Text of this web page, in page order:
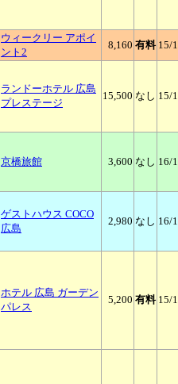
ウィークリー アポイ
ント2
8,160 有料 15/
ランドーホテル 広島
プレステージ
15,500 なし 15/
京橋旅館 3,600 なし 16/
ゲストハウス COCO
広島
2,980 なし 16/
ホテル 広島 ガーデン
パレス
5,200 有料 15/